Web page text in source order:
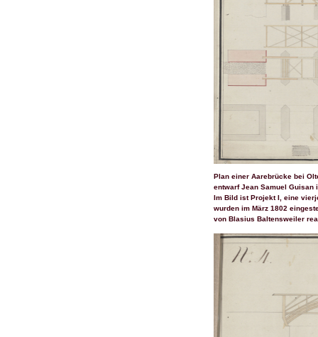
Plan einer Aarebrücke bei
entwarf Jean Samuel
Im Bild ist Projekt I, eine
wurden im März 1802
von Blasius Baltensweiler